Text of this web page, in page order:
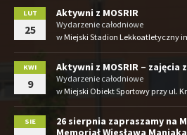
LUT
25
Aktywni z MOSRIR
Wydarzenie całodniowe
wMiejski Stadion Lekkoatletyczny
KWI
9
Aktywni z MOSRIR – zajęcia
Wydarzenie całodniowe
wMiejski Obiekt Sportowy przy ul.
SIE
26 sierpnia zapraszamy na
Memoriał Wiesława Maniaka